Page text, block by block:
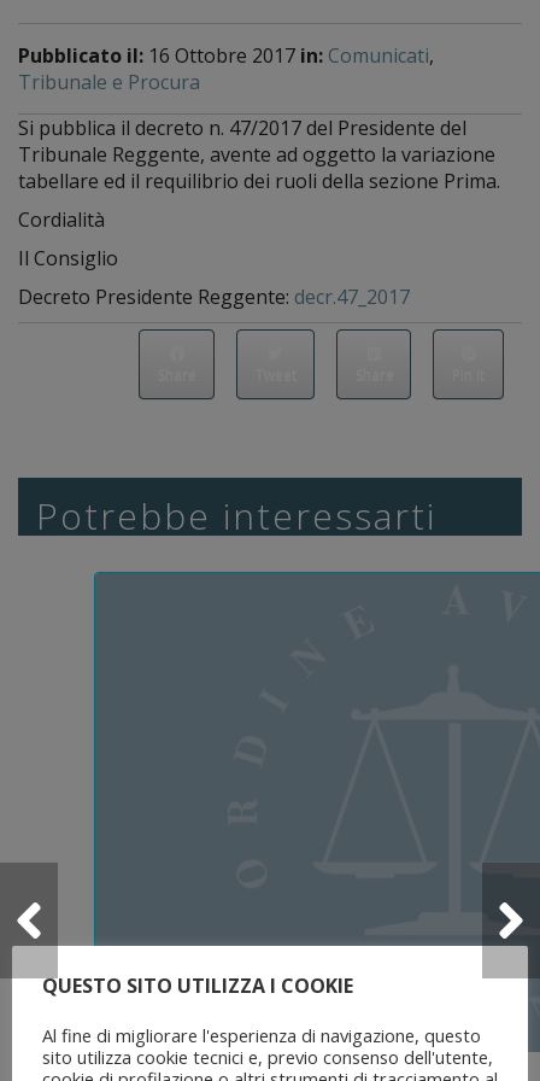
Pubblicato il: 16 Ottobre 2017 in: Comunicati,
Tribunale e Procura
Si pubblica il decreto n. 47/2017 del Presidente del
Tribunale Reggente, avente ad oggetto la variazione
tabellare ed il requilibrio dei ruoli della sezione Prima.
Cordialità
Il Consiglio
Decreto Presidente Reggente: decr.47_2017
Potrebbe interessarti
QUESTO SITO UTILIZZA I COOKIE
Al fine di migliorare l'esperienza di navigazione, questo
sito utilizza cookie tecnici e, previo consenso dell'utente,